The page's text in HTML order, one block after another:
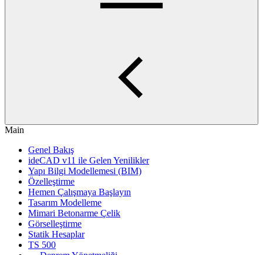
Main
Genel Bakış
ideCAD v11 ile Gelen Yenilikler
Yapı Bilgi Modellemesi (BIM)
Özelleştirme
Hemen Çalışmaya Başlayın
Tasarım Modelleme
Mimari Betonarme Çelik
Görselleştirme
Statik Hesaplar
TS 500